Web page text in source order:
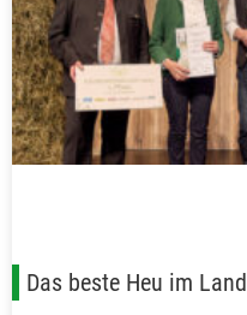
Das beste Heu im Land